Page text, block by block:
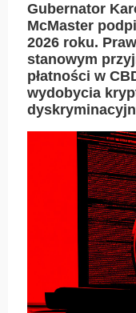
Gubernator
McMaster
2026 roku.
stanowym
płatności w
wydobycia